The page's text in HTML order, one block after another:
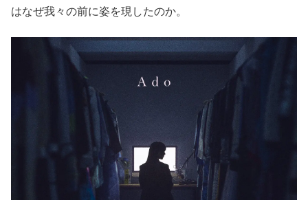
はなぜ我々の前に姿を現したのか。